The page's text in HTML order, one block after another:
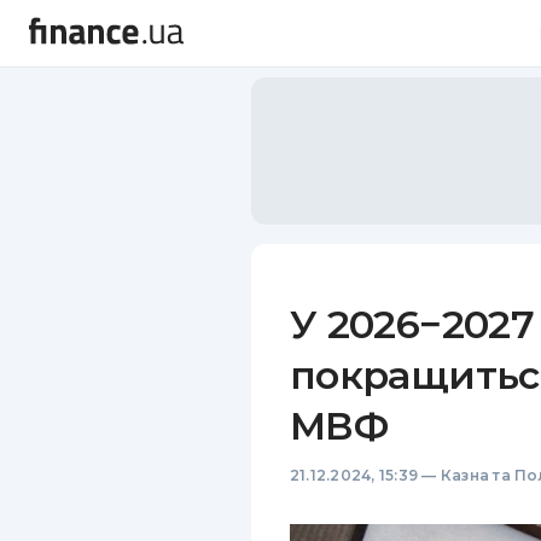
У
МВФ
21.12.2024, 15:39 — Казна та